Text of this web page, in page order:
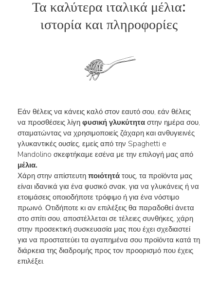
Τα καλύτερα ιταλικά μέλια:
ιστορία και πληροφορίες
Εάν θέλεις να κάνεις καλό στον εαυτό σου, εάν θέλεις
να προσθέσεις λίγη φυσική γλυκύτηταστην ημέρα σου,
σταματώντας να χρησιμοποιείς ζάχαρη και ανθυγιεινές
γλυκαντικές ουσίες, εμείς από την Spaghetti e
Mandolino σκεφτήκαμε εσένα με την επιλογή μας από
μέλια.
Χάρη στην απίστευτη ποιότητάτους, τα προϊόντα μας
είναι ιδανικά για ένα φυσικό σνακ, για να γλυκάνεις ή να
ετοιμάσεις οποιοδήποτε τρόφιμο ή για ένα νόστιμο
πρωινό. Οτιδήποτε κι αν επιλέξεις θα παραδοθεί άνετα
στο σπίτι σου, αποστέλλεται σε τέλειες συνθήκες, χάρη
στην προσεκτική συσκευασία μας που έχει σχεδιαστεί
για να προστατεύει τα αγαπημένα σου προϊόντα κατά τη
διάρκεια της διαδρομής προς τον προορισμό που έχεις
επιλέξει.